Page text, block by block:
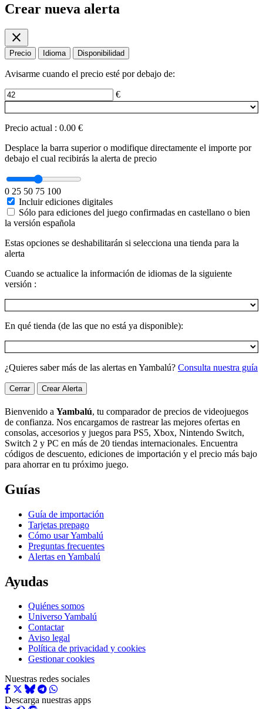
Crear nueva alerta
close
Precio Idioma Disponibilidad
Avisarme cuando el precio esté por debajo de:
€
Precio actual : 0.00 €
Desplace la barra superior o modifique directamente el importe por
debajo el cual recibirás la alerta de precio
0 25 50 75 100
Incluir ediciones digitales
Sólo para ediciones del juego confirmadas en castellano o bien
la versión española
Estas opciones se deshabilitarán si selecciona una tienda para la
alerta
Cuando se actualice la información de idiomas de la siguiente
versión :
En qué tienda (de las que no está ya disponible):
¿Quieres saber más de las alertas en Yambalú? Consulta nuestra guía
Cerrar Crear Alerta
Bienvenido a Yambalú, tu comparador de precios de videojuegos
de confianza. Nos encargamos de rastrear las mejores ofertas en
consolas, accesorios y juegos para PS5, Xbox, Nintendo Switch,
Switch 2 y PC en más de 20 tiendas internacionales. Encuentra
códigos de descuento, ediciones de importación y el precio más bajo
para ahorrar en tu próximo juego.
Guías
Guía de importación
Tarjetas prepago
Cómo usar Yambalú
Preguntas frecuentes
Alertas en Yambalú
Ayudas
Quiénes somos
Universo Yambalú
Contactar
Aviso legal
Política de privacidad y cookies
Gestionar cookies
Nuestras redes sociales
Descarga nuestras apps